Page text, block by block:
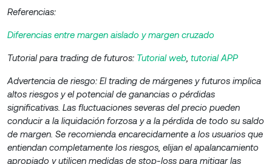
Referencias:
Diferencias entre margen aislado y margen cruzado
Tutorial para trading de futuros: Tutorial web tutorial APP
Advertencia de riesgo: El trading de márgenes y futuros implica
altos riesgos y el potencial de ganancias o pérdidas
significativas. Las fluctuaciones severas del precio pueden
conducir a la liquidación forzosa y a la pérdida de todo su saldo
de margen. Se recomienda encarecidamente a los usuarios que
entiendan completamente los riesgos, elijan el apalancamiento
apropiado y utilicen medidas de stop-loss para mitigar las